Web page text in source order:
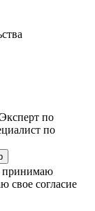
по
по
принимаю
свое согласие